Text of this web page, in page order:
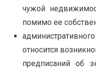
чужой
помимо ее
относится
предписаний об